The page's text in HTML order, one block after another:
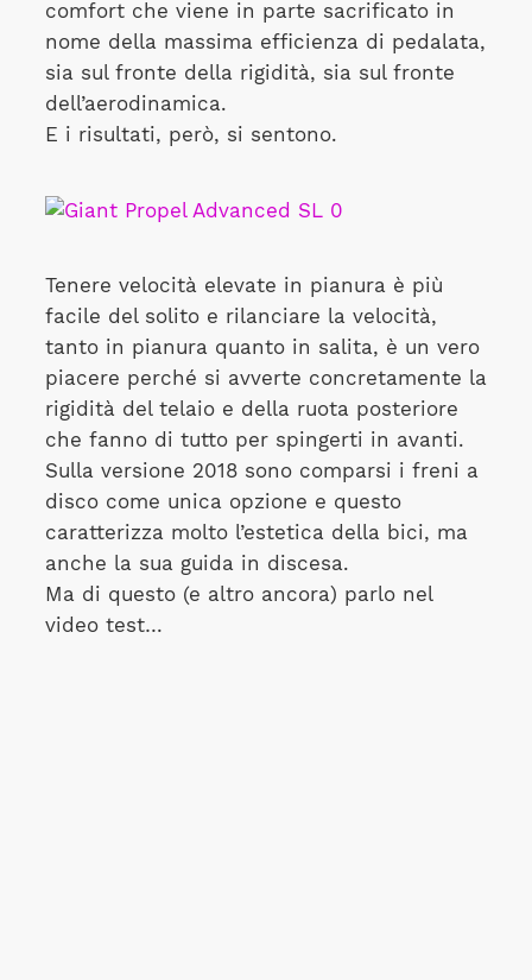
comfort che viene in parte sacrificato in
nome della massima efficienza di pedalata,
sia sul fronte della rigidità, sia sul fronte
dell’aerodinamica.
E i risultati, però, si sentono.
Tenere velocità elevate in pianura è più
facile del solito e rilanciare la velocità,
tanto in pianura quanto in salita, è un vero
piacere perché si avverte concretamente la
rigidità del telaio e della ruota posteriore
che fanno di tutto per spingerti in avanti.
Sulla versione 2018 sono comparsi i freni a
disco come unica opzione e questo
caratterizza molto l’estetica della bici, ma
anche la sua guida in discesa.
Ma di questo (e altro ancora) parlo nel
video test…